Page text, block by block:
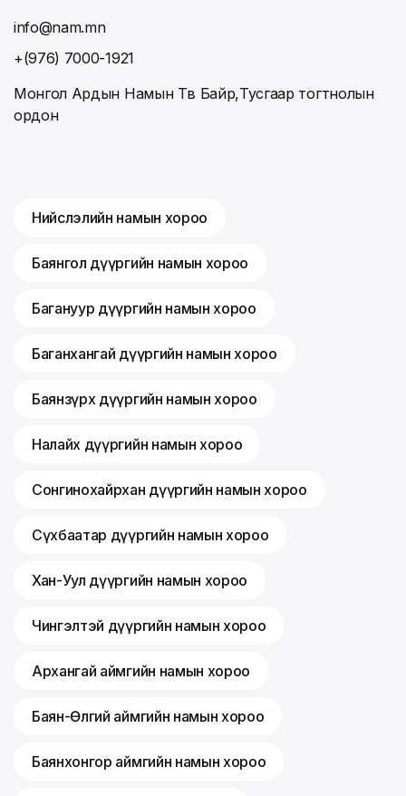
info@nam.mn
+(976) 7000-1921
Монгол Ардын Намын Төв Байр,Тусгаар тогтнолын
ордон
Нийслэлийн намын хороо
Баянгол дүүргийн намын хороо
Багануур дүүргийн намын хороо
Баганхангай дүүргийн намын хороо
Баянзүрх дүүргийн намын хороо
Налайх дүүргийн намын хороо
Сонгинохайрхан дүүргийн намын хороо
Сүхбаатар дүүргийн намын хороо
Хан-Уул дүүргийн намын хороо
Чингэлтэй дүүргийн намын хороо
Архангай аймгийн намын хороо
Баян-Өлгий аймгийн намын хороо
Баянхонгор аймгийн намын хороо